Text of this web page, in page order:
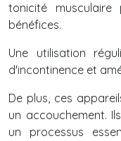
tonicité
bénéfices.
Une utilisation
d'incontinence et
De plus, ces
un accouchement.
un processus